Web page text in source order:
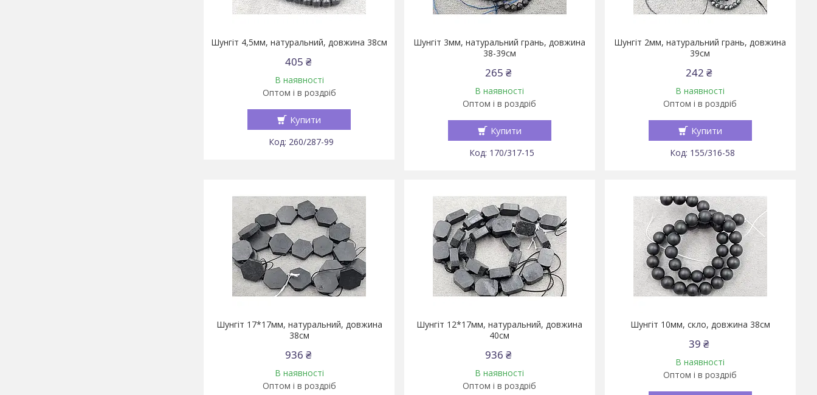
Шунгіт 4,5мм, натуральний, довжина 38см
405 ₴
В наявності
Оптом і в роздріб
Купити
260/287-99
Шунгіт 3мм, натуральний грань, довжина
38-39см
265 ₴
В наявності
Оптом і в роздріб
Купити
170/317-15
Шунгіт 2мм, натуральний грань, довжина
39см
242 ₴
В наявності
Оптом і в роздріб
Купити
155/316-58
Шунгіт 17*17мм, натуральний, довжина
38см
936 ₴
В наявності
Оптом і в роздріб
Шунгіт 12*17мм, натуральний, довжина
40см
936 ₴
В наявності
Оптом і в роздріб
Шунгіт 10мм, скло, довжина 38см
39 ₴
В наявності
Оптом і в роздріб